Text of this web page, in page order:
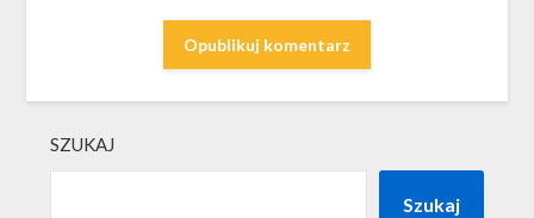
SZUKAJ
Szukaj